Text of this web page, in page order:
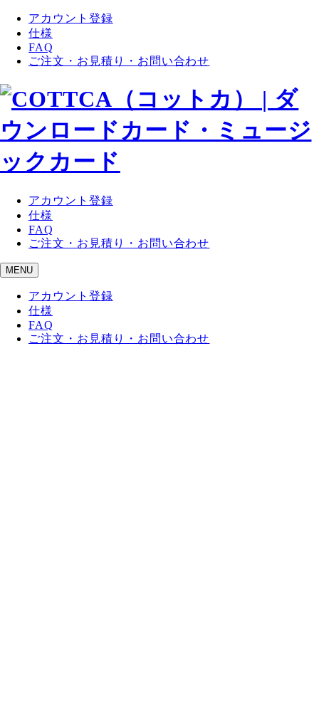
アカウント登録
仕様
FAQ
ご注文・お見積り・お問い合わせ
アカウント登録
仕様
FAQ
ご注文・お見積り・お問い合わせ
MENU
アカウント登録
仕様
FAQ
ご注文・お見積り・お問い合わせ